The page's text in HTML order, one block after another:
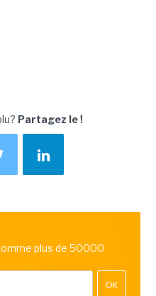
Partagez le !
plus de 50000
OK